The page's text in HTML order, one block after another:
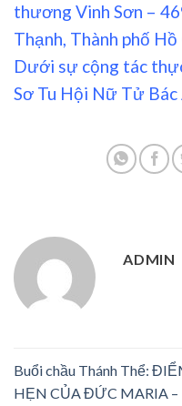
thương Vinh Sơn –
Thạnh, Thành phố
Dưới sự cộng tác
Sơ Tu Hội Nữ Tử Bác
ADMIN
Buổi chầu Thánh Thể:
HẸN CỦA ĐỨC MARIA –